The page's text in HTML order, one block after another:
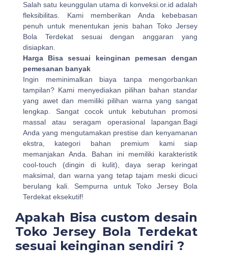
Salah satu keunggulan utama di konveksi.or.id adalah
fleksibilitas. Kami memberikan Anda kebebasan
penuh untuk menentukan jenis bahan Toko Jersey
Bola Terdekat sesuai dengan anggaran yang
disiapkan.
Harga Bisa sesuai keinginan pemesan dengan
pemesanan banyak
Ingin meminimalkan biaya tanpa mengorbankan
tampilan? Kami menyediakan pilihan bahan standar
yang awet dan memiliki pilihan warna yang sangat
lengkap. Sangat cocok untuk kebutuhan promosi
massal atau seragam operasional lapangan.Bagi
Anda yang mengutamakan prestise dan kenyamanan
ekstra, kategori bahan premium kami siap
memanjakan Anda. Bahan ini memiliki karakteristik
cool-touch (dingin di kulit), daya serap keringat
maksimal, dan warna yang tetap tajam meski dicuci
berulang kali. Sempurna untuk Toko Jersey Bola
Terdekat eksekutif!
Apakah Bisa custom desain
Toko Jersey Bola Terdekat
sesuai keinginan sendiri ?